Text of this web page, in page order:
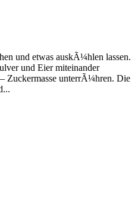
und etwas auskÃ¼hlen lassen.
und Eier miteinander
Zuckermasse unterrÃ¼hren. Die